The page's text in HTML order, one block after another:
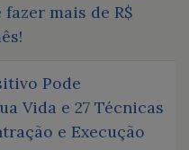
mais de R$
Pode
Vida e 27 Técnicas
e Execução